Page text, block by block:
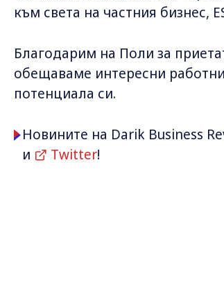
към света на частния бизнес,
Благодарим на Поли за
обещаваме интересни
потенциала си.
Новините на Darik Business
и
Twitter!